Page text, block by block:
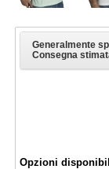
Generalmente
Consegna
Opzioni